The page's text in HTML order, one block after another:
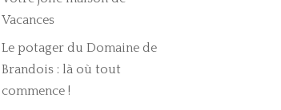
Vacances
Le potager du Domaine de
Brandois : là où tout
commence !